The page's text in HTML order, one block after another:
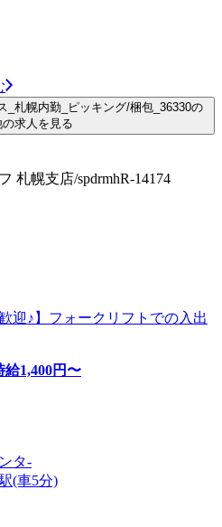
_札幌内勤_ピッキング/梱包_36330の
の求人を見る
札幌支店/spdrmhR-14174
迎♪】フォークリフトでの入出
給1,400円〜
タ-
(車5分)